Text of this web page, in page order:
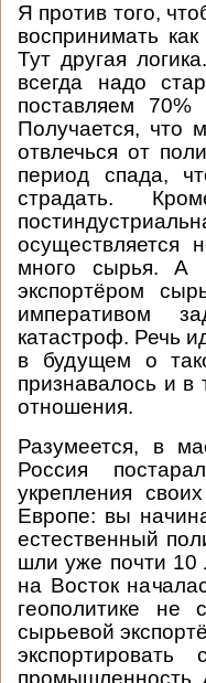
Я против того,
воспринимать
Тут другая
всегда надо
поставляем
Получается, что
отвлечься от
период спада,
страдать.
осуществляется
много сырья. А
экспортёром
императивом
катастроф. Речь
в будущем о
признавалось и
отношения.
Разумеется, в
Россия
укрепления
Европе: вы
естественный
шли уже почти 10
на Восток
геополитике не
сырьевой
промышленность.